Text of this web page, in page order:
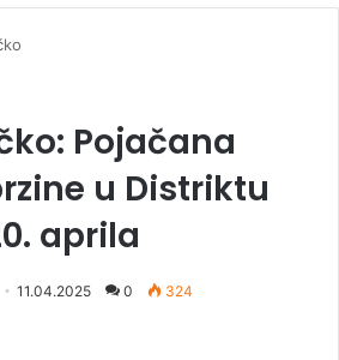
Pojačana
u Distriktu
aprila
11.04.2025 0 324